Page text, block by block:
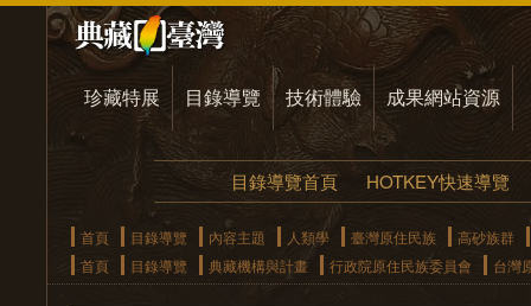
珍藏特展 目錄導覽 技術體驗 成果網站資源
目錄導覽首頁 HOTKEY快速導覽
首頁 目錄導覽 內容主題 人類學 臺灣原住民族
高砂族群
首頁
目錄導覽 典藏機構與計畫 行政院原住民族委員會 台灣